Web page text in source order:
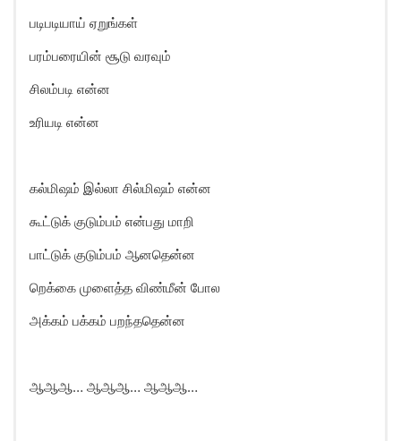
படிபடியாய் ஏறுங்கள்
பரம்பரையின் சூடு வரவும்
சிலம்படி என்ன
உரியடி என்ன
கல்மிஷம் இல்லா சில்மிஷம் என்ன
கூட்டுக் குடும்பம் என்பது மாறி
பாட்டுக் குடும்பம் ஆனதென்ன
றெக்கை முளைத்த விண்மீன் போல
அக்கம் பக்கம் பறந்ததென்ன
ஆஆஆ… ஆஆஆ… ஆஆஆ…